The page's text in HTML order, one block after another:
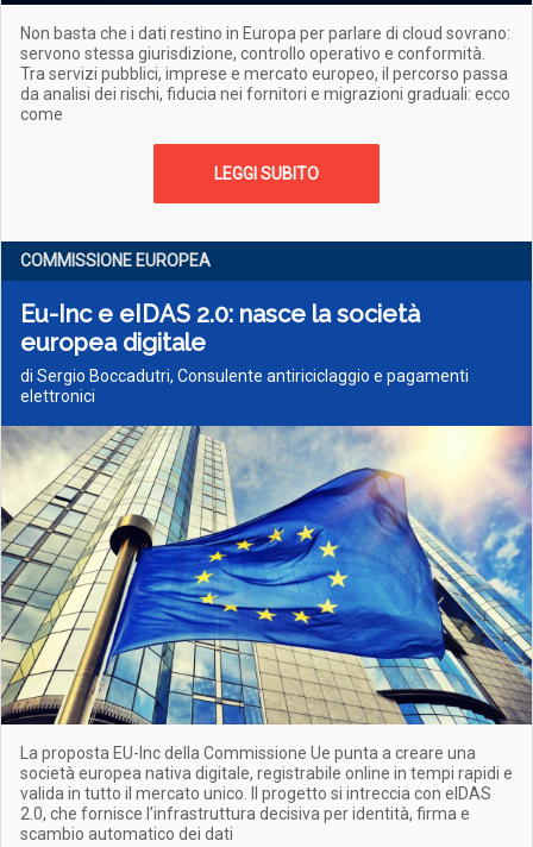
Non basta che i dati restino in Europa per parlare di cloud sovrano:
servono stessa giurisdizione, controllo operativo e conformità.
Tra servizi pubblici, imprese e mercato europeo, il percorso passa
da analisi dei rischi, fiducia nei fornitori e migrazioni graduali: ecco
come
LEGGI SUBITO
COMMISSIONE EUROPEA
Eu-Inc e eIDAS 2.0: nasce la società
europea digitale
di Sergio Boccadutri, Consulente antiriciclaggio e pagamenti
elettronici
La proposta EU-Inc della Commissione Ue punta a creare una
società europea nativa digitale, registrabile online in tempi rapidi e
valida in tutto il mercato unico. Il progetto si intreccia con eIDAS
2.0, che fornisce l’infrastruttura decisiva per identità, firma e
scambio automatico dei dati